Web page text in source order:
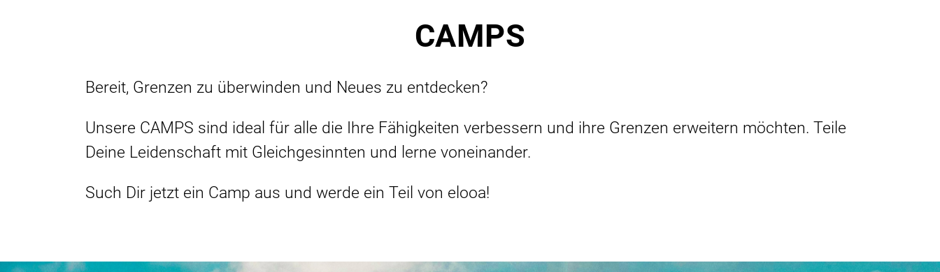
CAMPS
Bereit, Grenzen zu überwinden und Neues zu entdecken?
Unsere CAMPS sind ideal für alle die Ihre Fähigkeiten verbessern und ihre Grenzen erweitern möchten. Teile
Deine Leidenschaft mit Gleichgesinnten und lerne voneinander.
Such Dir jetzt ein Camp aus und werde ein Teil von elooa!